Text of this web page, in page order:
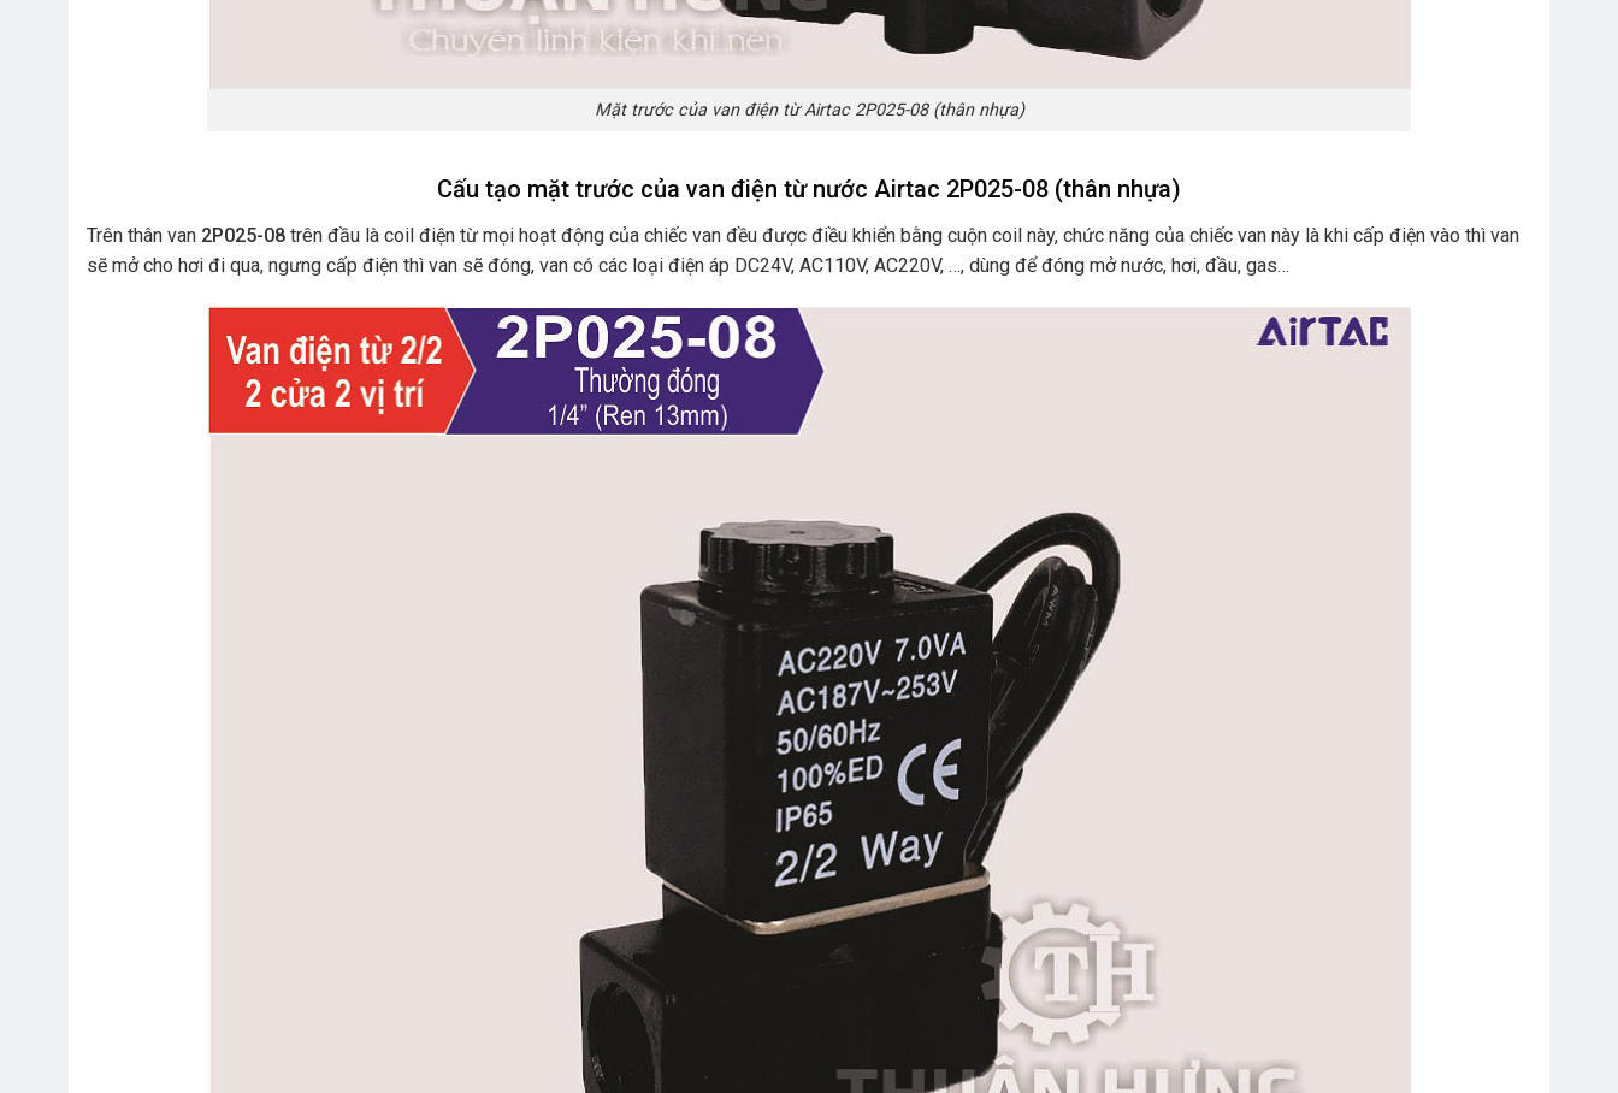
Mặt trước của van điện từ Airtac 2P025-08 (thân nhựa)
Cấu tạo mặt trước của van điện từ nước Airtac 2P025-08 (thân nhựa)
Trên thân van 2P025-08 trên đầu là coil điện từ mọi hoạt động của chiếc van đều được điều khiển bằng cuộn coil này, chức năng của chiếc van này là khi cấp điện vào thì van
sẽ mở cho hơi đi qua, ngưng cấp điện thì van sẽ đóng, van có các loại điện áp DC24V, AC110V, AC220V, …, dùng để đóng mở nước, hơi, đầu, gas…